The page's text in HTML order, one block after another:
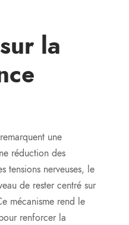
la
une
réduction des
tensions nerveuses, le
de rester centré sur
mécanisme rend le
renforcer la